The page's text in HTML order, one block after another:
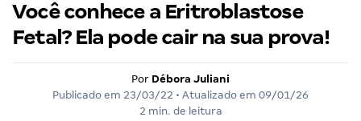
Você conhece a Eritroblastose
Fetal? Ela pode cair na sua prova!
Por Débora Juliani
Publicado em 23/03/22 • Atualizado em 09/01/26
2 min. de leitura